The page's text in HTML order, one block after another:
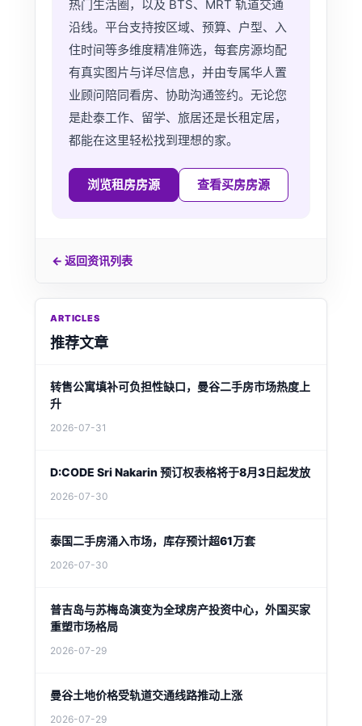
热门生活圈，以及 BTS、MRT 轨道交通
沿线。平台支持按区域、预算、户型、入
住时间等多维度精准筛选，每套房源均配
有真实图片与详尽信息，并由专属华人置
业顾问陪同看房、协助沟通签约。无论您
是赴泰工作、留学、旅居还是长租定居，
都能在这里轻松找到理想的家。
浏览租房房源 查看买房房源
← 返回资讯列表
ARTICLES
推荐文章
转售公寓填补可负担性缺口，曼谷二手房市场热度上
升
2026-07-31
D:CODE Sri Nakarin 预订权表格将于8月3日起发放
2026-07-30
泰国二手房涌入市场，库存预计超61万套
2026-07-30
普吉岛与苏梅岛演变为全球房产投资中心，外国买家
重塑市场格局
2026-07-29
曼谷土地价格受轨道交通线路推动上涨
2026-07-29